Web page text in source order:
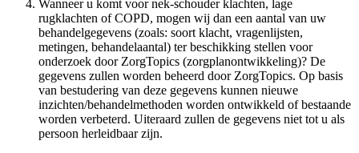
Wanneer u komt voor nek-schouder klachten, lage
rugklachten of COPD, mogen wij dan een aantal van uw
behandelgegevens (zoals: soort klacht, vragenlijsten,
metingen, behandelaantal) ter beschikking stellen voor
onderzoek door ZorgTopics (zorgplanontwikkeling)? De
gegevens zullen worden beheerd door ZorgTopics. Op basis
van bestudering van deze gegevens kunnen nieuwe
inzichten/behandelmethoden worden ontwikkeld of bestaande
worden verbeterd. Uiteraard zullen de gegevens niet tot u als
persoon herleidbaar zijn.